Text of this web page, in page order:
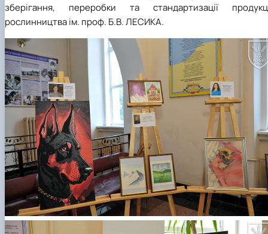
зберігання, переробки та стандартизації
рослинництва ім. проф. Б.В. ЛЕСИКА.